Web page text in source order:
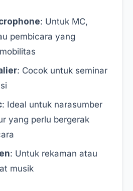
: Untuk MC,
pembicara yang
: Cocok untuk seminar
: Ideal untuk narasumber
yang perlu bergerak
: Untuk rekaman atau
musik